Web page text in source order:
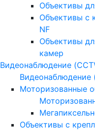
Объективы
Объективы с
NF
Объективы
камер
Видеонаблюдение
Видеонаблюдение
Моторизованные
Объективы с